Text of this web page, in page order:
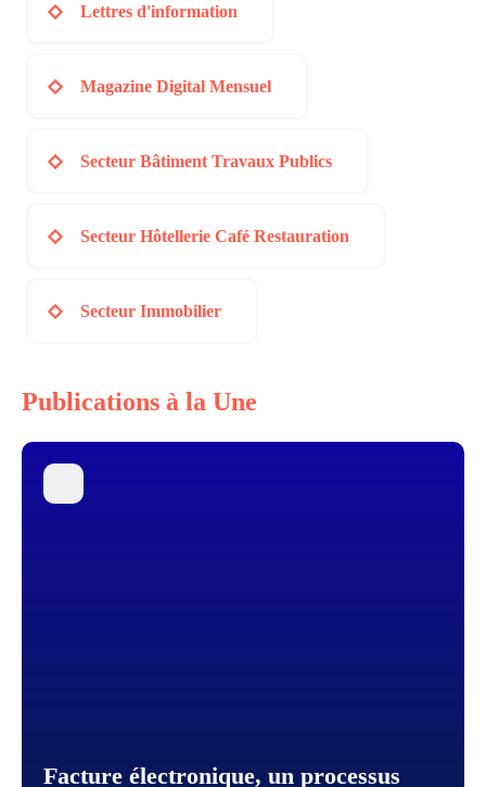
Lettres d'information
Magazine Digital Mensuel
Secteur Bâtiment Travaux Publics
Secteur Hôtellerie Café Restauration
Secteur Immobilier
Publications à la Une
Facture électronique, un processus